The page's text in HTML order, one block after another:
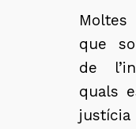
que
de
quals